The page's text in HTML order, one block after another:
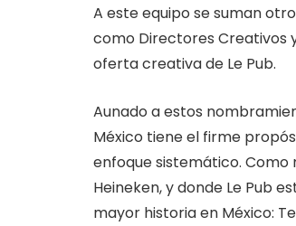
A este equipo se suman
como Directores Creativos
oferta creativa de Le Pub.
Aunado a estos
México tiene el firme
enfoque sistemático.
Heineken, y donde Le Pub
mayor historia en México: